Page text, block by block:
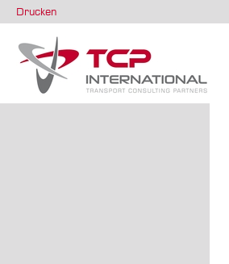
Drucken